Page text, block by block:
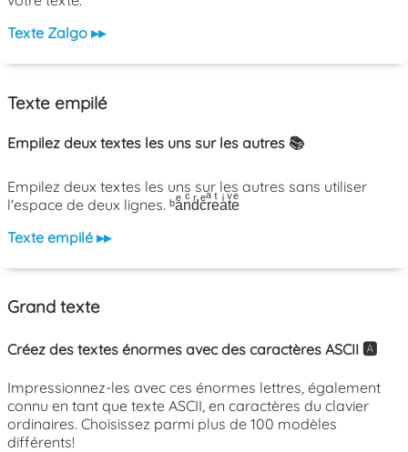
Texte Zalgo ▸▸
Texte empilé
Empilez deux textes les uns sur les autres 📚
Empilez deux textes les uns sur les autres sans utiliser
l'espace de deux lignes. ᵇaͤnͨdͬcͤrͣeͭaͥtͮeͤ
Texte empilé ▸▸
Grand texte
Créez des textes énormes avec des caractères ASCII 🅰️
Impressionnez-les avec ces énormes lettres, également
connu en tant que texte ASCII, en caractères du clavier
ordinaires. Choisissez parmi plus de 100 modèles
différents!